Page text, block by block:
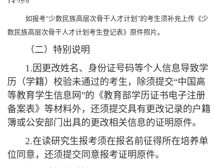
如报考“少数民族高层次骨干人才计划”的考生须补充上传《少
数民族高层次骨干人才计划考生登记表》原件照片。
（二）特别说明
1.因更改姓名、身份证号码等个人信息导致学
历（学籍）校验未通过的考生，除须提交“中国高
等教育学生信息网”的《教育部学历证书电子注册
备案表》等材料外，还须提交具有更改记录的户籍
簿或公安部门出具的更改相关信息的证明原件。
2.在读研究生报考须在报名前征得所在培养单
位同意，还须提交同意报考证明原件。